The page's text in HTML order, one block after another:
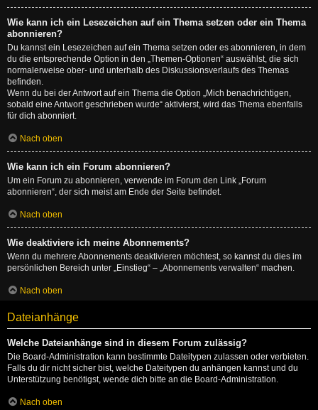
Wie kann ich ein Lesezeichen auf ein Thema setzen oder ein Thema
abonnieren?
Du kannst ein Lesezeichen auf ein Thema setzen oder es abonnieren, in dem
du die entsprechende Option in den „Themen-Optionen“ auswählst, die sich
normalerweise ober- und unterhalb des Diskussionsverlaufs des Themas
befinden.
Wenn du bei der Antwort auf ein Thema die Option „Mich benachrichtigen,
sobald eine Antwort geschrieben wurde“ aktivierst, wird das Thema ebenfalls
für dich abonniert.
Nach oben
Wie kann ich ein Forum abonnieren?
Um ein Forum zu abonnieren, verwende im Forum den Link „Forum
abonnieren“, der sich meist am Ende der Seite befindet.
Nach oben
Wie deaktiviere ich meine Abonnements?
Wenn du mehrere Abonnements deaktivieren möchtest, so kannst du dies im
persönlichen Bereich unter „Einstieg“ – „Abonnements verwalten“ machen.
Nach oben
Dateianhänge
Welche Dateianhänge sind in diesem Forum zulässig?
Die Board-Administration kann bestimmte Dateitypen zulassen oder verbieten.
Falls du dir nicht sicher bist, welche Dateitypen du anhängen kannst und du
Unterstützung benötigst, wende dich bitte an die Board-Administration.
Nach oben